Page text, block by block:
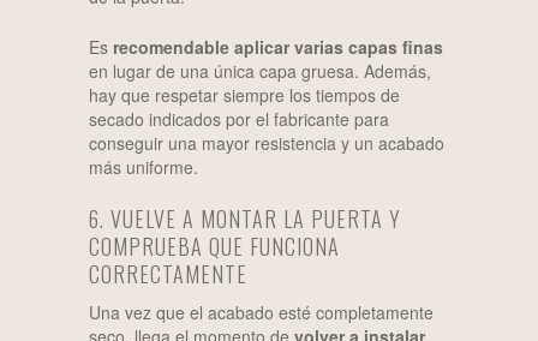
Es recomendable aplicar varias capas finas
en lugar de una única capa gruesa. Además,
hay que respetar siempre los tiempos de
secado indicados por el fabricante para
conseguir una mayor resistencia y un acabado
más uniforme.
6. VUELVE A MONTAR LA PUERTA Y
COMPRUEBA QUE FUNCIONA
CORRECTAMENTE
Una vez que el acabado esté completamente
seco, llega el momento de volver a instalar